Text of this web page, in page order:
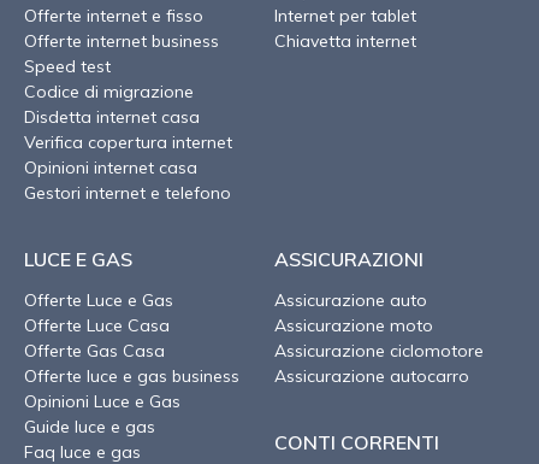
Offerte internet e fisso
Offerte internet business
Speed test
Codice di migrazione
Disdetta internet casa
Verifica copertura internet
Opinioni internet casa
Gestori internet e telefono
Internet per tablet
Chiavetta internet
LUCE E GAS
Offerte Luce e Gas
Offerte Luce Casa
Offerte Gas Casa
Offerte luce e gas business
Opinioni Luce e Gas
Guide luce e gas
Faq luce e gas
ASSICURAZIONI
Assicurazione auto
Assicurazione moto
Assicurazione ciclomotore
Assicurazione autocarro
CONTI CORRENTI